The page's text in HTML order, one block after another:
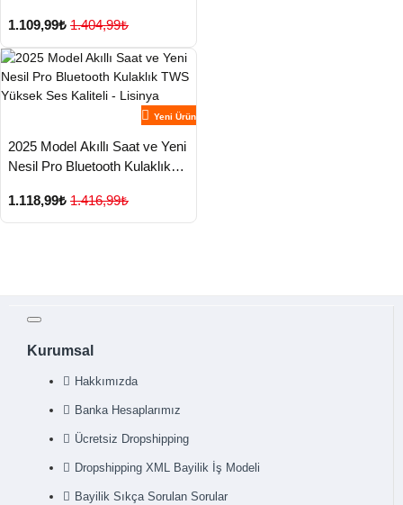
Lisinya
1.109,99₺ 1.404,99₺
Yeni Ürün
2025 Model Akıllı Saat ve Yeni
Nesil Pro Bluetooth Kulaklık
Lisinya
1.118,99₺ 1.416,99₺
Kurumsal
Hakkımızda
Banka Hesaplarımız
Ücretsiz Dropshipping
Dropshipping XML Bayilik İş Modeli
Bayilik Sıkça Sorulan Sorular